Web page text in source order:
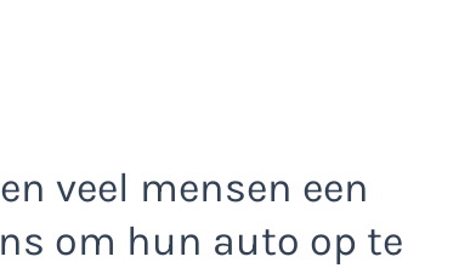
veel mensen een
om hun auto op te